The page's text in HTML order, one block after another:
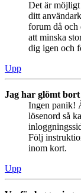
Det är möjligt
ditt
forum då och
att minska
dig igen och
Upp
Jag har glömt
Ingen panik!
lösenord så
Följ
inom kort.
Upp